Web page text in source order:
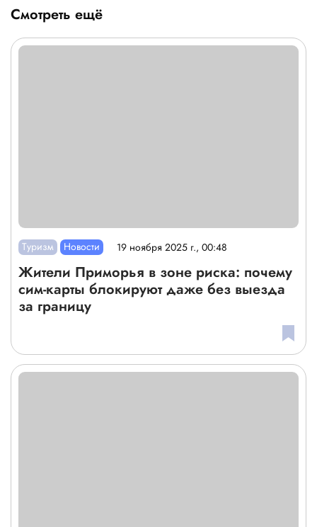
Смотреть ещё
Туризм Новости 19 ноября 2025 г., 00:48
Жители Приморья в зоне риска: почему
сим-карты блокируют даже без выезда
за границу